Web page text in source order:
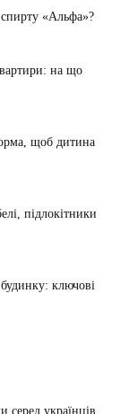
«Альфа»?
на що
щоб дитина
підлокітники
ключові
серед українців